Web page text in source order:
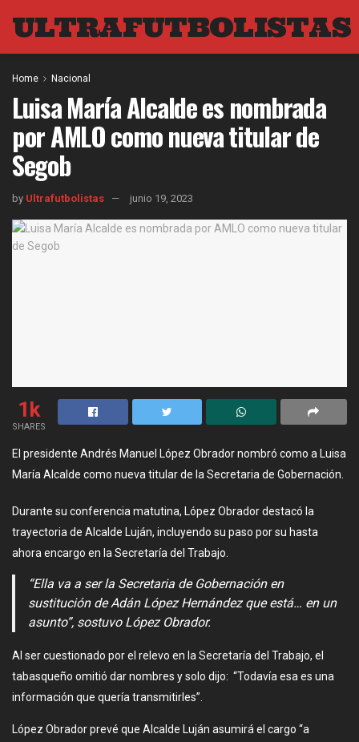
ULTRAFUTBOLISTAS
Home Nacional
Luisa María Alcalde es nombrada
por AMLO como nueva titular de
Segob
by Ultrafutbolistas junio 19, 2023
1k
SHARES
El presidente Andrés Manuel López Obrador nombró como a Luisa
María Alcalde como nueva titular de la Secretaria de Gobernación.
Durante su conferencia matutina, López Obrador destacó la
trayectoria de Alcalde Luján, incluyendo su paso por su hasta
ahora encargo en la Secretaría del Trabajo.
“Ella va a ser la Secretaria de Gobernación en
sustitución de Adán López Hernández que está… en un
asunto”, sostuvo López Obrador.
Al ser cuestionado por el relevo en la Secretaría del Trabajo, el
tabasqueño omitió dar nombres y solo dijo: “Todavía esa es una
información que quería transmitirles”.
López Obrador prevé que Alcalde Luján asumirá el cargo “a